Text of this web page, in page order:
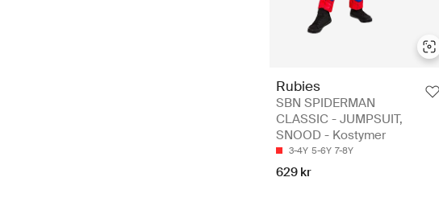
Rubies
SBN SPIDERMAN
CLASSIC - JUMPSUIT,
SNOOD - Kostymer
3-4Y 5-6Y 7-8Y
629 kr